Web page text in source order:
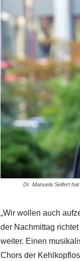
Dr. Manuela Seifert
„Wir wollen auch
der Nachmittag
weiter. Einen
Chors der